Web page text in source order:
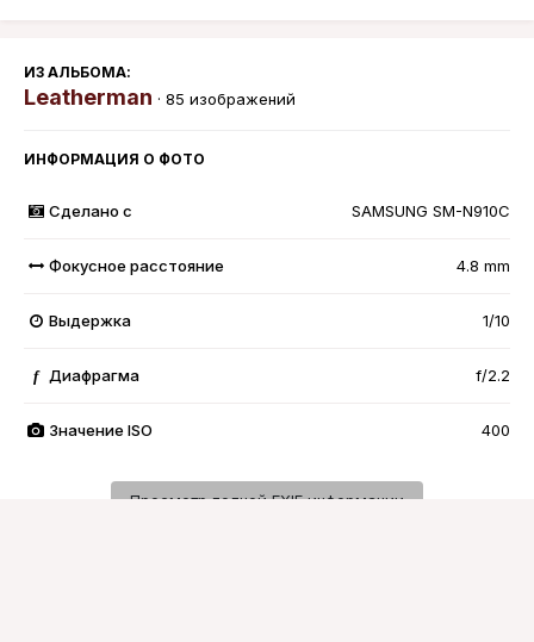
ИЗ АЛЬБОМА:
Leatherman · 85 изображений
ИНФОРМАЦИЯ О ФОТО
Сделано с SAMSUNG SM-N910C
Фокусное расстояние 4.8 mm
Выдержка 1/10
f Диафрагма f/2.2
Значение ISO 400
Просмотр полной EXIF информации